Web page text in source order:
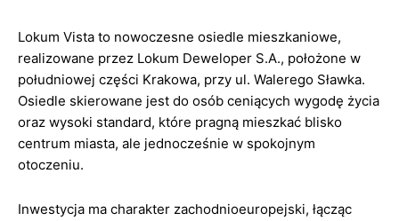
Lokum Vista to nowoczesne osiedle mieszkaniowe,
realizowane przez Lokum Deweloper S.A., położone w
południowej części Krakowa, przy ul. Walerego Sławka.
Osiedle skierowane jest do osób ceniących wygodę życia
oraz wysoki standard, które pragną mieszkać blisko
centrum miasta, ale jednocześnie w spokojnym
otoczeniu.
Inwestycja ma charakter zachodnioeuropejski, łącząc